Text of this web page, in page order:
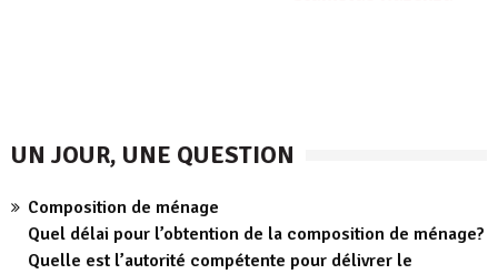
UN JOUR, UNE QUESTION
Composition de ménage
Quel délai pour l’obtention de la composition de ménage?
Quelle est l’autorité compétente pour délivrer le